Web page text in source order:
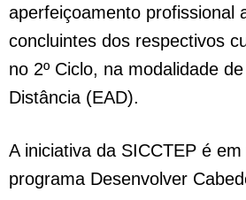
aperfeiçoamento profissional
concluintes dos respectivos
no 2º Ciclo, na modalidade
Distância (EAD).
A iniciativa da SICCTEP é
programa Desenvolver